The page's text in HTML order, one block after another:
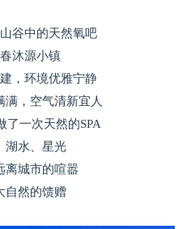
谷中的天然氧吧
沐源小镇
，环境优雅宁静
满，空气清新宜人
了一次天然的SPA
湖水、星光
离城市的喧嚣
自然的馈赠